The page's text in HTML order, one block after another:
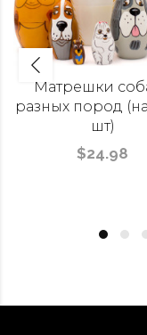
Матрешки
разных пород
шт)
$24.98